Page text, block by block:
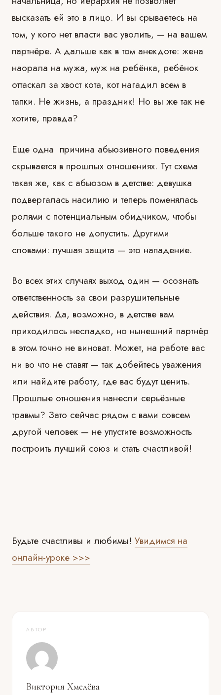
высказать ей это в лицо. И вы срываетесь на
том, у кого нет власти вас уволить, — на вашем
партнёре. А дальше как в том анекдоте: жена
наорала на мужа, муж на ребёнка, ребёнок
оттаскал за хвост кота, кот нагадил всем в
тапки. Не жизнь, а праздник! Но вы же так не
хотите, правда?
Еще одна причина абьюзивного поведения
скрывается в прошлых отношениях. Тут схема
такая же, как с абьюзом в детстве: девушка
подвергалась насилию и теперь поменялась
ролями с потенциальным обидчиком, чтобы
больше такого не допустить. Другими
словами: лучшая защита — это нападение.
Во всех этих случаях выход один — осознать
ответственность за свои разрушительные
действия. Да, возможно, в детстве вам
приходилось несладко, но нынешний партнёр
в этом точно не виноват. Может, на работе вас
ни во что не ставят — так добейтесь уважения
или найдите работу, где вас будут ценить.
Прошлые отношения нанесли серьёзные
травмы? Зато сейчас рядом с вами совсем
другой человек — не упустите возможность
построить лучший союз и стать счастливой!
Будьте счастливы и любимы! Увидимся на
онлайн-уроке >>>
АВТОР
Виктория Хмелёва